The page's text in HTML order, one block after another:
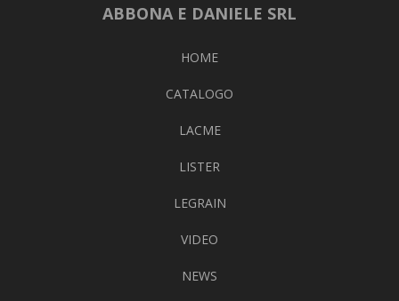
ABBONA E DANIELE SRL
HOME
CATALOGO
LACME
LISTER
LEGRAIN
VIDEO
NEWS